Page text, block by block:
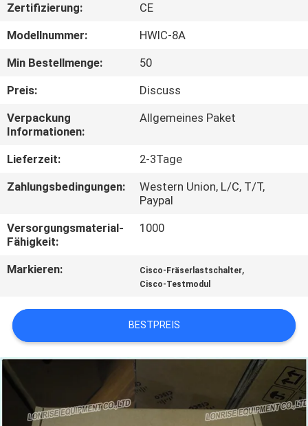
ÜBER
UNS
WERKSBESICHTIGUNG
QUALITÄTSKONTROLLE
MIT
UNS
NEUIGKEITEN
RECHTSSACHEN
SITEMAP
DATENSCHUTZRICHTLINIE
Zertifizierung:
CE
Modellnummer:
HWIC-8A
Min Bestellmenge:
50
Preis:
Discuss
Verpackung
Informationen:
Allgemeines Paket
Lieferzeit:
2-3Tage
Zahlungsbedingungen:
Western Union, L/C, T/T,
Paypal
Versorgungsmaterial-
Fähigkeit:
1000
Markieren: Cisco-Fräserlastschalter,
Cisco-Testmodul
BESTPREIS